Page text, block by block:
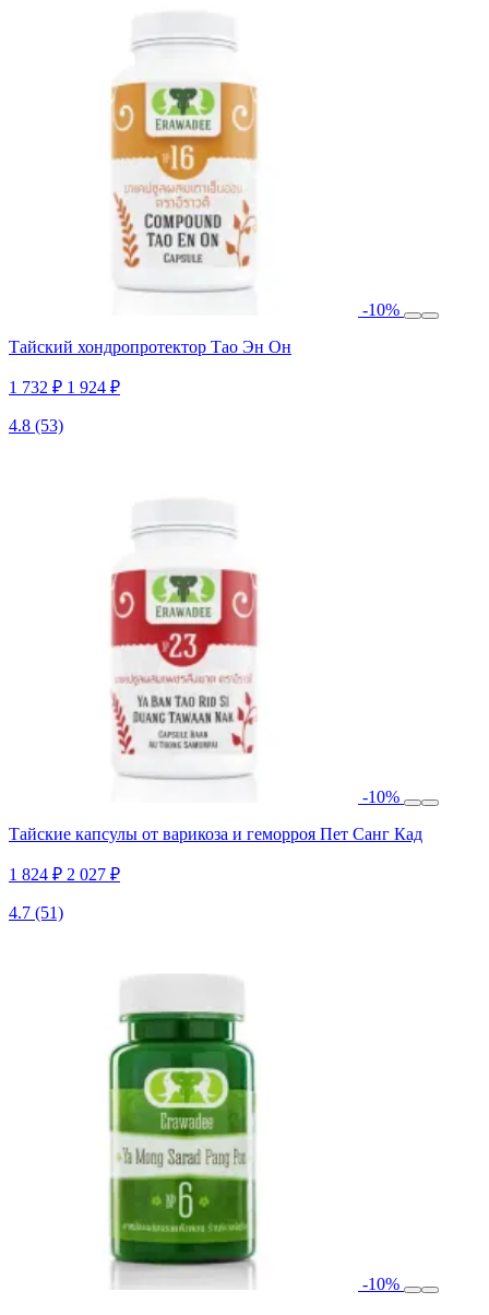
-10%
Тайский хондропротектор Тао Эн Он
1 732 ₽ 1 924 ₽
4.8 (53)
-10%
Тайские капсулы от варикоза и геморроя Пет Санг Кад
1 824 ₽ 2 027 ₽
4.7 (51)
-10%